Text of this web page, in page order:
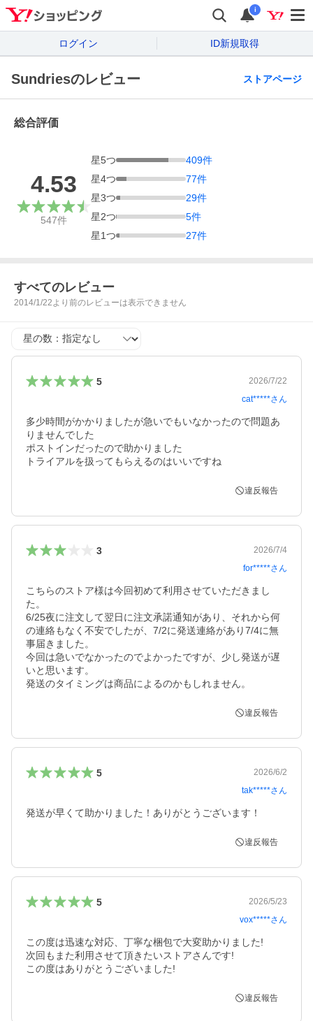
i
ログイン ID新規取得
Sundriesのレビュー ストアページ
総合評価
4.53
547件
星5つ 409件
星4つ 77件
星3つ 29件
星2つ 5件
星1つ 27件
すべてのレビュー
2014/1/22より前のレビューは表示できません
星の数
5
2026/7/22
cat*****さん
多少時間がかかりましたが急いでもいなかったので問題あ
りませんでした
ポストインだったので助かりました
トライアルを扱ってもらえるのはいいですね
違反報告
3
2026/7/4
for*****さん
こちらのストア様は今回初めて利用させていただきまし
た。
6/25夜に注文して翌日に注文承諾通知があり、それから何
の連絡もなく不安でしたが、7/2に発送連絡があり7/4に無
事届きました。
今回は急いでなかったのでよかったですが、少し発送が遅
いと思います。
発送のタイミングは商品によるのかもしれません。
違反報告
5
2026/6/2
tak*****さん
発送が早くて助かりました！ありがとうございます！
違反報告
5
2026/5/23
vox*****さん
この度は迅速な対応、丁寧な梱包で大変助かりました!
次回もまた利用させて頂きたいストアさんです!
この度はありがとうございました!
違反報告